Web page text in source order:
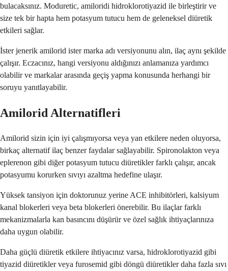
bulacaksınız. Moduretic, amiloridi hidroklorotiyazid ile birleştirir ve
size tek bir hapta hem potasyum tutucu hem de geleneksel diüretik
etkileri sağlar.
İster jenerik amilorid ister marka adı versiyonunu alın, ilaç aynı şekilde
çalışır. Eczacınız, hangi versiyonu aldığınızı anlamanıza yardımcı
olabilir ve markalar arasında geçiş yapma konusunda herhangi bir
soruyu yanıtlayabilir.
Amilorid Alternatifleri
Amilorid sizin için iyi çalışmıyorsa veya yan etkilere neden oluyorsa,
birkaç alternatif ilaç benzer faydalar sağlayabilir. Spironolakton veya
eplerenon gibi diğer potasyum tutucu diüretikler farklı çalışır, ancak
potasyumu korurken sıvıyı azaltma hedefine ulaşır.
Yüksek tansiyon için doktorunuz yerine ACE inhibitörleri, kalsiyum
kanal blokerleri veya beta blokerleri önerebilir. Bu ilaçlar farklı
mekanizmalarla kan basıncını düşürür ve özel sağlık ihtiyaçlarınıza
daha uygun olabilir.
Daha güçlü diüretik etkilere ihtiyacınız varsa, hidroklorotiyazid gibi
tiyazid diüretikler veya furosemid gibi döngü diüretikler daha fazla sıvı